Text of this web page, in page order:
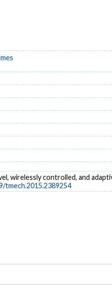
wirelessly controlled, and
tmech.2015.2389254